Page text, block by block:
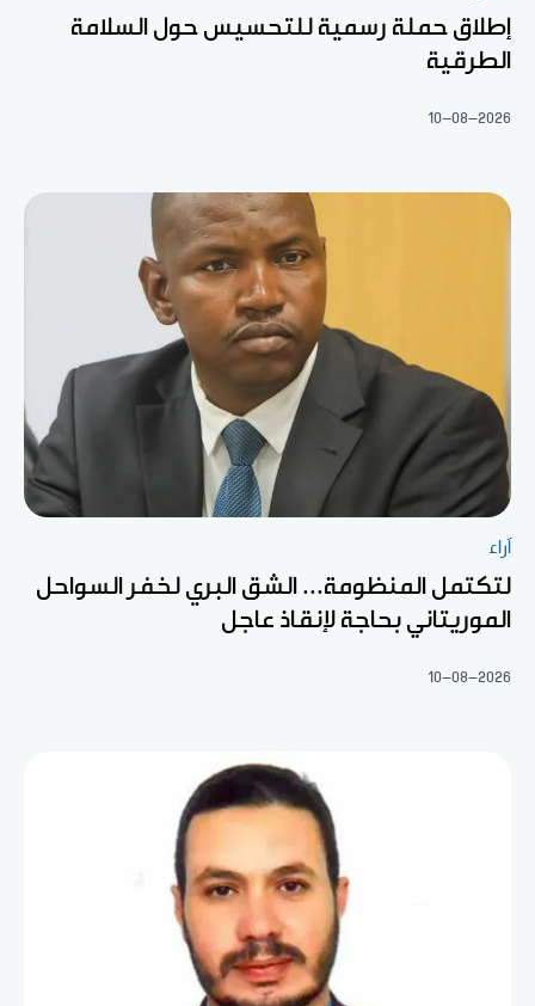
إطلاق حملة رسمية للتحسيس حول السلامة
الطرقية
10-08-2026
آراء
لتكتمل المنظومة... الشق البري لخفر السواحل
الموريتاني بحاجة لإنقاذ عاجل
10-08-2026